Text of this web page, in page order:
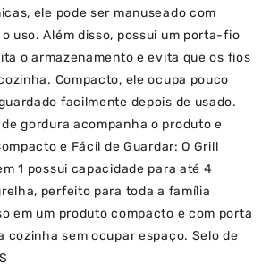
ele pode ser manuseado com
uso. Além disso, possui um porta-fio
o armazenamento e evita que os fios
Compacto, ele ocupa pouco
facilmente depois de usado.
gordura acompanha o produto e
e Fácil de Guardar: O Grill
1 possui capacidade para até 4
perfeito para toda a família
em um produto compacto e com porta
cozinha sem ocupar espaço. Selo de